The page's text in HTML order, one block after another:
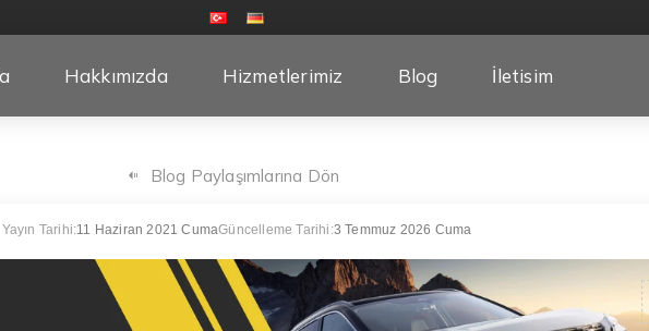
Hakkımızda Hizmetlerimiz Blog İletisim
Blog Paylaşımlarına Dön
Yayın Tarihi:11 Haziran 2021 CumaGüncelleme Tarihi:3 Temmuz 2026 Cuma